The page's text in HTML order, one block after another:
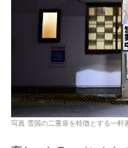
写真 雪国の二重扉を特徴とする一軒